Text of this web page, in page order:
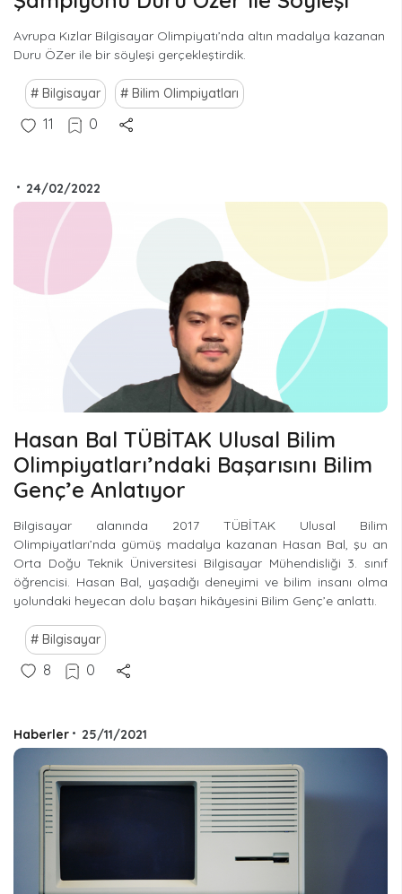
Avrupa Kızlar Bilgisayar Olimpiyatı’nda altın madalya kazanan
Duru ÖZer ile bir söyleşi gerçekleştirdik.
Bilgisayar Bilim Olimpiyatları
11 0
• 24/02/2022
Hasan Bal TÜBİTAK Ulusal Bilim
Olimpiyatları’ndaki Başarısını Bilim
Genç’e Anlatıyor
Bilgisayar alanında 2017 TÜBİTAK Ulusal Bilim
Olimpiyatları’nda gümüş madalya kazanan Hasan Bal, şu an
Orta Doğu Teknik Üniversitesi Bilgisayar Mühendisliği 3. sınıf
öğrencisi. Hasan Bal, yaşadığı deneyimi ve bilim insanı olma
yolundaki heyecan dolu başarı hikâyesini Bilim Genç’e anlattı.
Bilgisayar
8 0
Haberler • 25/11/2021